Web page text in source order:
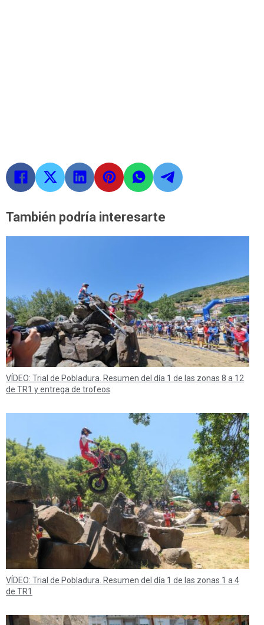
También podría interesarte
VÍDEO: Trial de Pobladura. Resumen del día 1 de las zonas 8 a 12
de TR1 y entrega de trofeos
VÍDEO: Trial de Pobladura. Resumen del día 1 de las zonas 1 a 4
de TR1